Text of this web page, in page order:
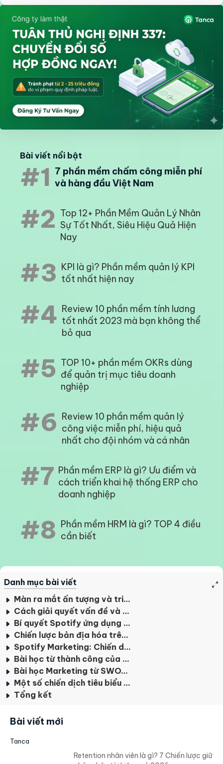
Bài viết nổi bật
#1 7 phần mềm chấm công miễn phí
và hàng đầu Việt Nam
#2 Top 12+ Phần Mềm Quản Lý Nhân
Sự Tốt Nhất, Siêu Hiệu Quả Hiện
Nay
#3 KPI là gì? Phần mềm quản lý KPI
tốt nhất hiện nay
#4 Review 10 phần mềm tính lương
tốt nhất 2023 mà bạn không thể
bỏ qua
#5 TOP 10+ phần mềm OKRs dùng
để quản trị mục tiêu doanh
nghiệp
#6 Review 10 phần mềm quản lý
công việc miễn phí, hiệu quả
nhất cho đội nhóm và cá nhân
#7 Phần mềm ERP là gì? Ưu điểm và
cách triển khai hệ thống ERP cho
doanh nghiệp
#8 Phần mềm HRM là gì? TOP 4 điều
cần biết
Danh mục bài viết
Màn ra mắt ấn tượng và triển vọng của chiến dịch Spotify
Cách giải quyết vấn đề và định vị thương hiệu của Spotify
Bí quyết Spotify ứng dụng dữ liệu khách hàng
Chiến lược bản địa hóa trên Spotify
Spotify Marketing: Chiến dịch kết nối nghệ sĩ với người dùng
Bài học từ thành công của Spotify
Bài học Marketing từ SWOT của Spotify
Một số chiến dịch tiêu biểu của phần mềm Spotify khác
Tổng kết
Bài viết mới
Tanca
Retention nhân viên là gì? 7 Chiến lược giữ